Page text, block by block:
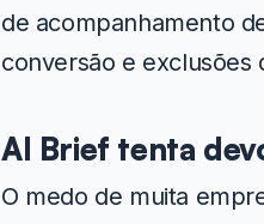
de acompanhamento
conversão e exclusões
AI Brief tenta
O medo de muita